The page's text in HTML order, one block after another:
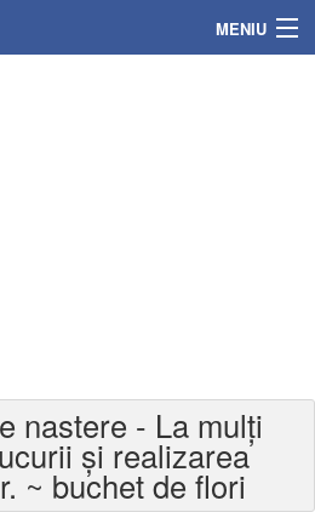
MENIU
nastere - La mulți
și realizarea
~ buchet de flori